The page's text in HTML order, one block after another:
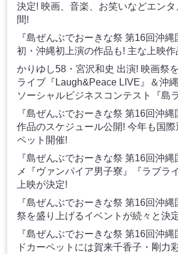
決定! 映画、音楽、お笑いなどエンタ
間!
『島ぜんぶでおーきな祭 第16回沖
初・沖縄初上演の作品も! 主な上映作
かりゆし58・宮沢和史 出演! 映画祭
ライブ『Laugh&Peace LIVE』＆沖
ソーシャルビジネスコンテスト『島
『島ぜんぶでおーきな祭 第16回沖
作品のスケジュール公開! 今年も国
ペット開催!
『島ぜんぶでおーきな祭 第16回沖
メ『ヴァンパイア男子寮』『ラブラ
上映が決定!
『島ぜんぶでおーきな祭 第16回沖
祭を盛り上げるイベントが続々と決
『島ぜんぶでおーきな祭 第16回沖
ドカーペットには賀来千香子・剛力